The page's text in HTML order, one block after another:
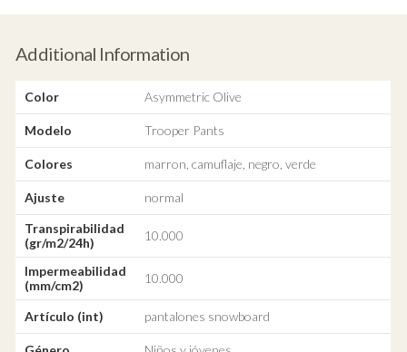
Additional Information
Color Asymmetric Olive
Modelo Trooper Pants
Colores marron, camuflaje, negro, verde
Ajuste
normal
Transpirabilidad
(gr/m2/24h)
10.000
Impermeabilidad
(mm/cm2)
10.000
Artículo (int) pantalones snowboard